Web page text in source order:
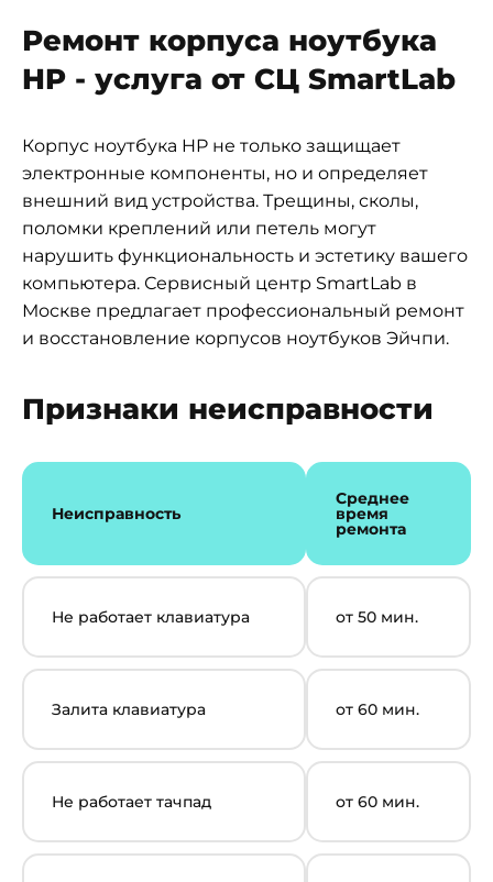
Ремонт корпуса ноутбука
HP - услуга от СЦ SmartLab
Корпус ноутбука HP не только защищает
электронные компоненты, но и определяет
внешний вид устройства. Трещины, сколы,
поломки креплений или петель могут
нарушить функциональность и эстетику вашего
компьютера. Сервисный центр SmartLab в
Москве предлагает профессиональный ремонт
и восстановление корпусов ноутбуков Эйчпи.
Признаки неисправности
Неисправность
Среднее
время
ремонта
Не работает клавиатура от 50 мин.
Залита клавиатура от 60 мин.
Не работает тачпад от 60 мин.